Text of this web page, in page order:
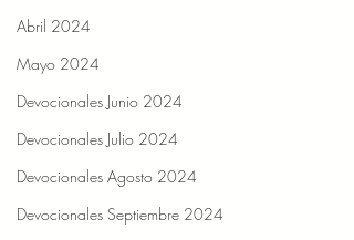
Abril 2024
Mayo 2024
Devocionales Junio 2024
Devocionales Julio 2024
Devocionales Agosto 2024
Devocionales Septiembre 2024